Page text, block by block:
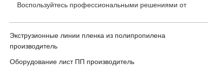
Воспользуйтесь профессиональными решениями от
Экструзионные линии пленка из полипропилена
производитель
Оборудование лист ПП производитель